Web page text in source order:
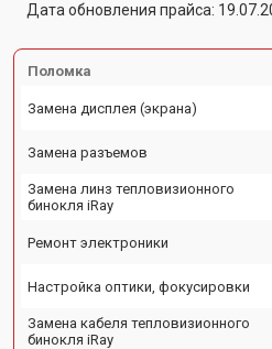
Дата обновления прайса:
Поломка
Замена дисплея (экрана)
Замена разъемов
Замена линз тепловизионного
бинокля iRay
Ремонт электроники
Настройка оптики, фокусировки
Замена кабеля тепловизионного
бинокля iRay